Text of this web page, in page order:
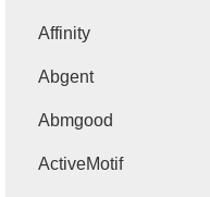
Affinity
Abgent
Abmgood
ActiveMotif